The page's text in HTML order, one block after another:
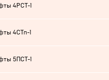
4РСТ-1
4СТп-1
5ПСТ-1